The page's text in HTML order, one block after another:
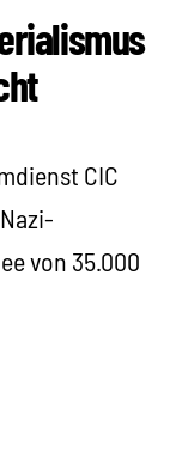
CIC
von 35.000